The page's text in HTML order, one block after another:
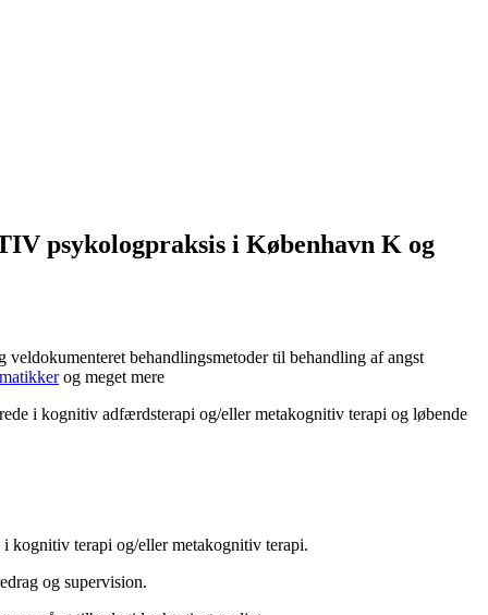
psykologpraksis i København K og
behandlingsmetoder til behandling af angst
og meget mere
i kognitiv adfærdsterapi og/eller metakognitiv terapi og løbende
kognitiv terapi og/eller metakognitiv terapi.
og supervision.